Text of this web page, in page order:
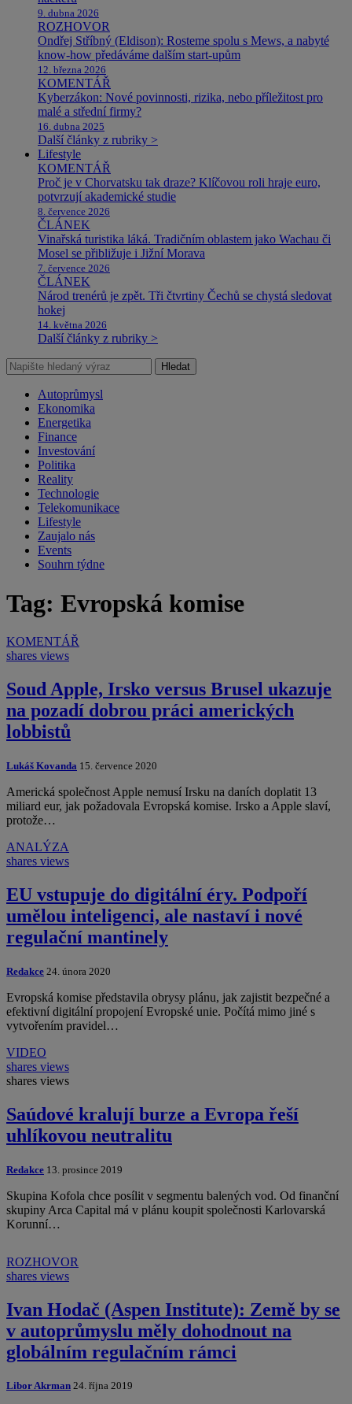
9. dubna 2026
ROZHOVOR
Ondřej Stříbný (Eldison): Rosteme spolu s Mews, a nabyté
know-how předáváme dalším start-upům
12. března 2026
KOMENTÁŘ
Kyberzákon: Nové povinnosti, rizika, nebo příležitost pro
malé a střední firmy?
16. dubna 2025
Další články z rubriky >
Lifestyle
KOMENTÁŘ
Proč je v Chorvatsku tak draze? Klíčovou roli hraje euro,
potvrzují akademické studie
8. července 2026
ČLÁNEK
Vinařská turistika láká. Tradičním oblastem jako Wachau či
Mosel se přibližuje i Jižní Morava
7. července 2026
ČLÁNEK
Národ trenérů je zpět. Tři čtvrtiny Čechů se chystá sledovat
hokej
14. května 2026
Další články z rubriky >
Hledat
Autoprůmysl
Ekonomika
Energetika
Finance
Investování
Politika
Reality
Technologie
Telekomunikace
Lifestyle
Zaujalo nás
Events
Souhrn týdne
Tag: Evropská komise
KOMENTÁŘ
shares views
Soud Apple, Irsko versus Brusel ukazuje
na pozadí dobrou práci amerických
lobbistů
Lukáš Kovanda 15. července 2020
Americká společnost Apple nemusí Irsku na daních doplatit 13
miliard eur, jak požadovala Evropská komise. Irsko a Apple slaví,
protože…
ANALÝZA
shares views
EU vstupuje do digitální éry. Podpoří
umělou inteligenci, ale nastaví i nové
regulační mantinely
Redakce 24. února 2020
Evropská komise představila obrysy plánu, jak zajistit bezpečné a
efektivní digitální propojení Evropské unie. Počítá mimo jiné s
vytvořením pravidel…
VIDEO
shares views
shares views
Saúdové kralují burze a Evropa řeší
uhlíkovou neutralitu
Redakce 13. prosince 2019
Skupina Kofola chce posílit v segmentu balených vod. Od finanční
skupiny Arca Capital má v plánu koupit společnosti Karlovarská
Korunní…
ROZHOVOR
shares views
Ivan Hodač (Aspen Institute): Země by se
v autoprůmyslu měly dohodnout na
globálním regulačním rámci
Libor Akrman 24. října 2019